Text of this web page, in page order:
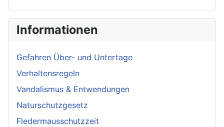
Informationen
Gefahren Über- und Untertage
Verhaltensregeln
Vandalismus & Entwendungen
Naturschutzgesetz
Fledermausschutzzeit